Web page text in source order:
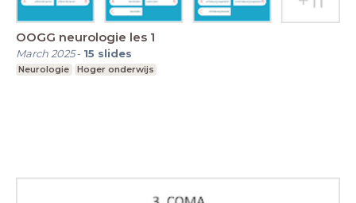
OOGG neurologie les 1
March 2025- 15 slides
Neurologie Hoger onderwijs